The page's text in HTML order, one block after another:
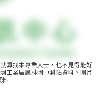
算找來專業人士，也不見得能好
工業區鳳林國中測站資料。圖片
料